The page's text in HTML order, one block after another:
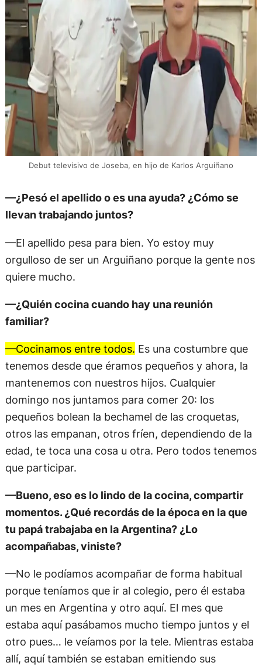
Debut televisivo de Joseba, en hijo de Karlos Arguiñano
—¿Pesó el apellido o es una ayuda? ¿Cómo se
llevan trabajando juntos?
—El apellido pesa para bien. Yo estoy muy
orgulloso de ser un Arguiñano porque la gente nos
quiere mucho.
—¿Quién cocina cuando hay una reunión
familiar?
—Cocinamos entre todos. Es una costumbre que
tenemos desde que éramos pequeños y ahora, la
mantenemos con nuestros hijos. Cualquier
domingo nos juntamos para comer 20: los
pequeños bolean la bechamel de las croquetas,
otros las empanan, otros fríen, dependiendo de la
edad, te toca una cosa u otra. Pero todos tenemos
que participar.
—Bueno, eso es lo lindo de la cocina, compartir
momentos. ¿Qué recordás de la época en la que
tu papá trabajaba en la Argentina? ¿Lo
acompañabas, viniste?
—No le podíamos acompañar de forma habitual
porque teníamos que ir al colegio, pero él estaba
un mes en Argentina y otro aquí. El mes que
estaba aquí pasábamos mucho tiempo juntos y el
otro pues… le veíamos por la tele. Mientras estaba
allí, aquí también se estaban emitiendo sus